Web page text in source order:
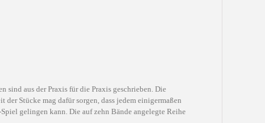
sind aus der Praxis für die Praxis geschrieben. Die
Stücke mag dafür sorgen, dass jedem einigermaßen
gelingen kann. Die auf zehn Bände angelegte Reihe